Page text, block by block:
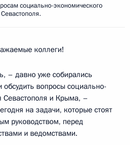
социально-экономического
коллеги!
– давно уже собирались
обсудить вопросы социально-
Севастополя и Крыма, –
на задачи, которые стоят
руководством, перед
и ведомствами.